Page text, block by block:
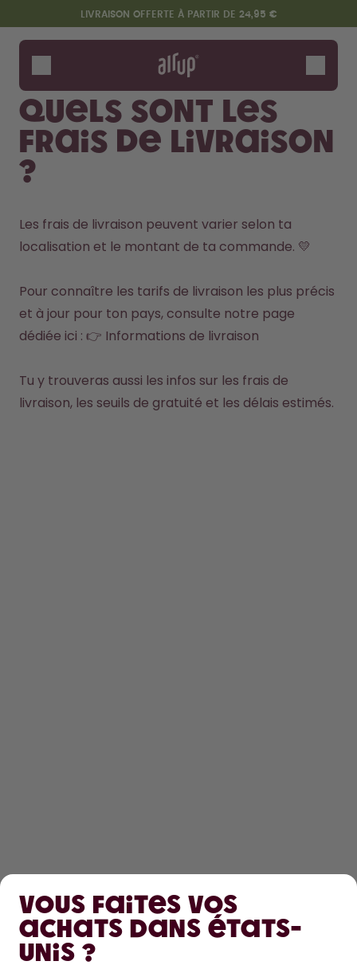
Aller au contenu principal
Déclaration d'accessibilitéLIVRAISON OFFERTE À PARTIR DE 24,95 €
Gourdes
Arômes
Accessoires
Starter Sets
Design Edition:
createdbygabe × air up®
Dis bonjour au "O"
Comment ça marche
Aide & FAQ
Où acheter
Quels sont les
frais de livraison
?
Les frais de livraison peuvent varier selon ta
localisation et le montant de ta commande. 💛
Pour connaître les tarifs de livraison les plus précis
et à jour pour ton pays, consulte notre page
dédiée ici : 👉 Informations de livraison
Tu y trouveras aussi les infos sur les frais de
livraison, les seuils de gratuité et les délais estimés.
EN SAVOIR PLUS
AIDE
Vous faites vos
achats dans États-
Unis ?